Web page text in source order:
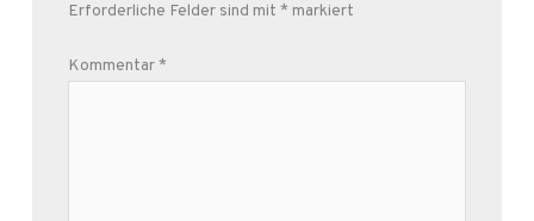
Erforderliche Felder sind mit * markiert
Kommentar*